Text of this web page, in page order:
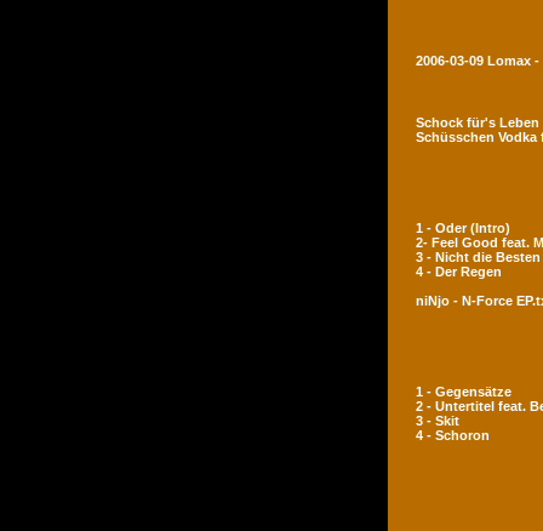
2006-03-09 Lomax
Schock für's
Schüsschen Vodka
1 - Oder (Intro)
2- Feel Good feat.
3 - Nicht die Besten
4 - Der Regen
niNjo - N-Force
1 - Gegensätze
2 - Untertitel feat.
3 - Skit
4 - Schoron